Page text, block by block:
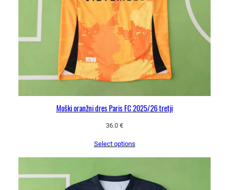
Moški oranžni dres Paris FC 2025/26 tretji
36.0 €
Select options